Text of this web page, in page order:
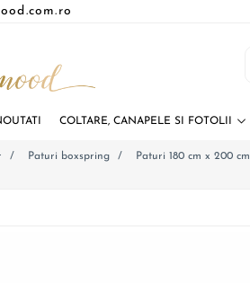
COLTARE, CANAPELE SI FOTOLII
/ Paturi boxspring / Paturi 180 cm x 200 cm